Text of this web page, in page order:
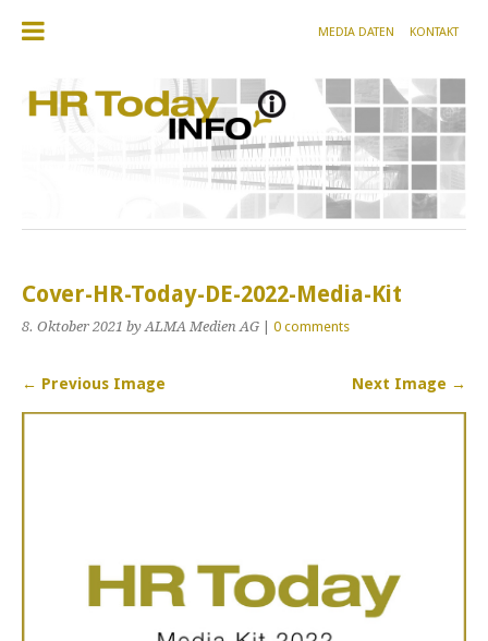
MEDIA DATEN KONTAKT
Cover-HR-Today-DE-2022-Media-Kit
8. Oktober 2021 by ALMA Medien AG | 0 comments
← Previous Image Next Image →